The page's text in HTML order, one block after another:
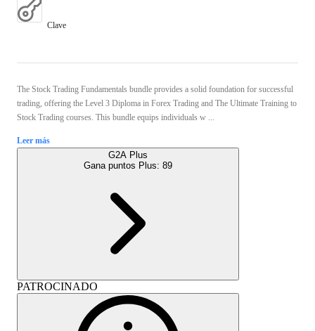
Clave
The Stock Trading Fundamentals bundle provides a solid foundation for successful
trading, offering the Level 3 Diploma in Forex Trading and The Ultimate Training to
Stock Trading courses. This bundle equips individuals w ...
Leer más
G2A Plus
Gana puntos Plus: 89
PATROCINADO